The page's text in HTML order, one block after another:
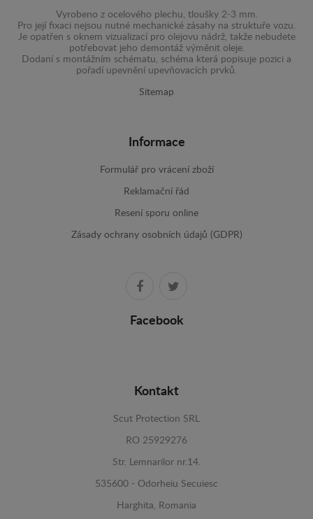
Vyrobeno z ocelového plechu, tloušky 2-3 mm.
Pro její fixaci nejsou nutné mechanické zásahy na struktuře vozu.
Je opatřen s oknem vizualizací pro olejovu nádrž, takže nebudete
potřebovat jeho demontáž výměnit oleje.
Dodaní s montážním schématu, schéma která popisuje pozici a
pořadí upevnění upevňovacích prvků.
Sitemap
Informace
Formulář pro vrácení zboží
Reklamační řád
Resení sporu online
Zásady ochrany osobních údajů (GDPR)
Facebook
Kontakt
Scut Protection SRL
RO 25929276
Str. Lemnarilor nr.14.
535600 - Odorheiu Secuiesc
Harghita, Romania